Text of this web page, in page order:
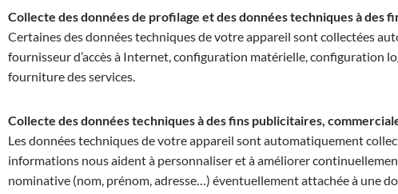
Collecte des données de profilage et des données techniques à des
Certaines des données techniques de votre appareil sont collectées
fournisseur d’accès à Internet, configuration matérielle, configuration
fourniture des services.
Collecte des données techniques à des fins publicitaires,
Les données techniques de votre appareil sont automatiquement
informations nous aident à personnaliser et à améliorer
nominative (nom, prénom, adresse…) éventuellement attachée à une